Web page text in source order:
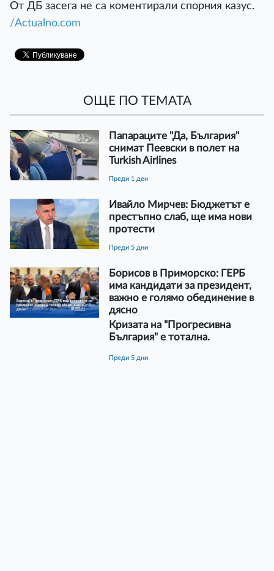
От ДБ засега не са коментирали спорния казус.
/Actualno.com
ОЩЕ ПО ТЕМАТА
Папараците "Да, България"
снимат Пеевски в полет на
Turkish Airlines
преди 1 ден
Ивайло Мирчев: Бюджетът е
престъпно слаб, ще има нови
протести
преди 5 дни
Борисов в Приморско: ГЕРБ
има кандидати за президент,
важно е голямо обединение в
дясно
Кризата на "Прогресивна
България" е тотална.
преди 5 дни